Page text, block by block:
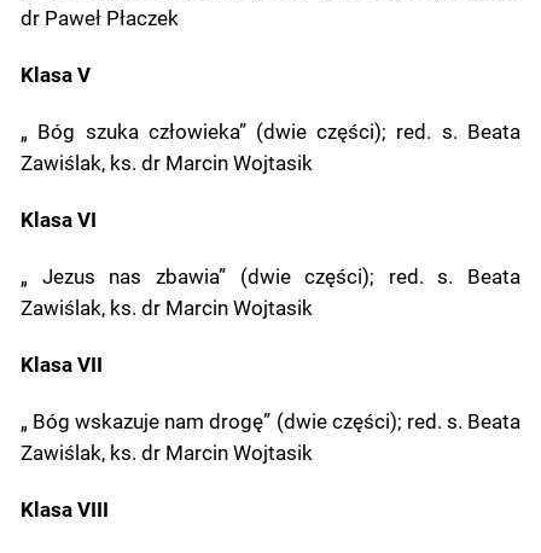
dr Paweł Płaczek
Klasa V
„ Bóg szuka człowieka” (dwie części); red. s. Beata
Zawiślak, ks. dr Marcin Wojtasik
Klasa VI
„ Jezus nas zbawia” (dwie części); red. s. Beata
Zawiślak, ks. dr Marcin Wojtasik
Klasa VII
„ Bóg wskazuje nam drogę” (dwie części); red. s. Beata
Zawiślak, ks. dr Marcin Wojtasik
Klasa VIII